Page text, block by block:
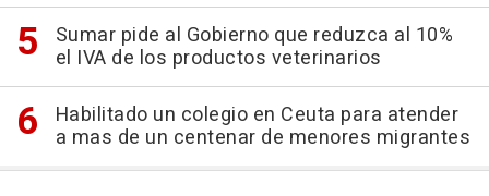
Sumar pide al Gobierno que reduzca al 10%
el IVA de los productos veterinarios
Habilitado un colegio en Ceuta para atender
a mas de un centenar de menores migrantes